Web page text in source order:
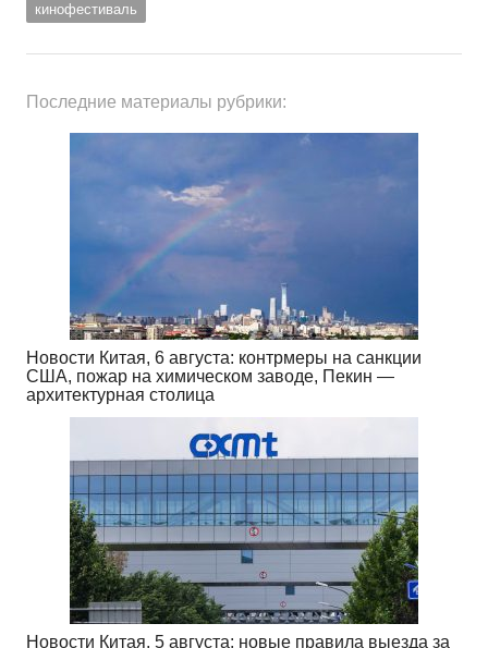
кинофестиваль
Последние материалы рубрики:
Новости Китая, 6 августа: контрмеры на санкции
США, пожар на химическом заводе, Пекин —
архитектурная столица
Новости Китая, 5 августа: новые правила выезда за